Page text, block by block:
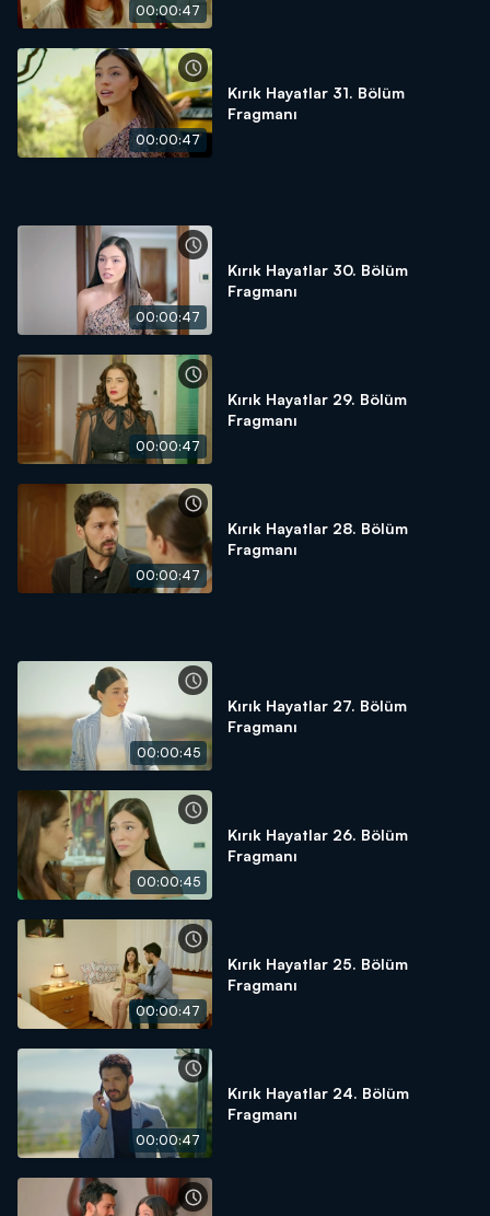
00:00:47
00:00:47
Kırık Hayatlar 31. Bölüm
Fragmanı
00:00:47
Kırık Hayatlar 30. Bölüm
Fragmanı
00:00:47
Kırık Hayatlar 29. Bölüm
Fragmanı
00:00:47
Kırık Hayatlar 28. Bölüm
Fragmanı
00:00:45
Kırık Hayatlar 27. Bölüm
Fragmanı
00:00:45
Kırık Hayatlar 26. Bölüm
Fragmanı
00:00:47
Kırık Hayatlar 25. Bölüm
Fragmanı
00:00:47
Kırık Hayatlar 24. Bölüm
Fragmanı